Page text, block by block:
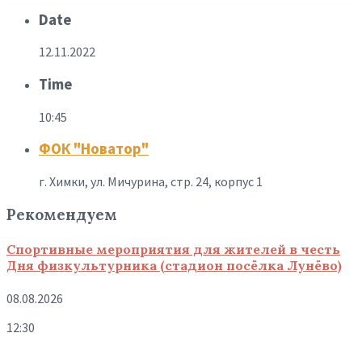
Date
12.11.2022
Time
10:45
ФОК "Новатор"
г. Химки, ул. Мичурина, стр. 24, корпус 1
Рекомендуем
Спортивные мероприятия для жителей в честь
Дня физкультурника (стадион посёлка Лунёво)
08.08.2026
12:30